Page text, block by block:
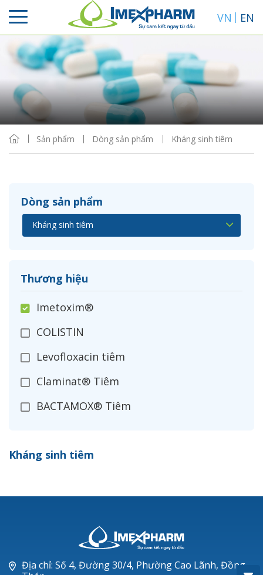
VN EN
Sản phẩm Dòng sản phẩm Kháng sinh tiêm
Dòng sản phẩm
Thương hiệu
Imetoxim®
COLISTIN
Levofloxacin tiêm
Claminat® Tiêm
BACTAMOX® Tiêm
Ceftizoxim®
Piperacillin
Kháng sinh tiêm
Sắp xếp
Hiển thị
Địa chỉ: Số 4, Đường 30/4, Phường Cao Lãnh, Đồng